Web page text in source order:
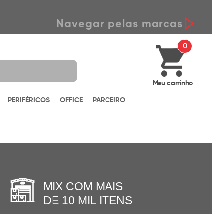
Navegar pelas marcas
0
Meu carrinho
PERIFÉRICOS OFFICE PARCEIRO
MIX COM MAIS
DE 10 MIL ITENS